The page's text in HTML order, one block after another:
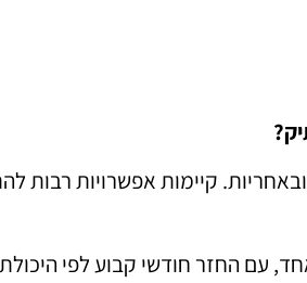
קיימות אפשרויות רבות
עם החזר חודשי קבוע לפי